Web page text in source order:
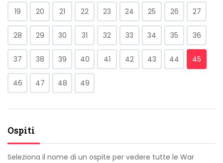
19 20 21 22 23 24 25 26 27
28 29 30 31 32 33 34 35 36
37 38 39 40 41 42 43 44 45
46 47 48 49
Ospiti
Seleziona il nome di un ospite per vedere tutte le War